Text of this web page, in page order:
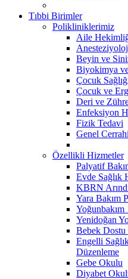
Tıbbi Birimler
Polikliniklerimiz
Aile
Beyin ve
Biyokimya
Çocuk
Çocuk ve
Deri ve
Enfeksiyon
Fizik Tedavi
Genel Cerrahi
Özellikli Hizmetler
Palyatif
Evde Sağlık
KBRN
Yara Bakım
Yoğunbakım
Yenidoğan
Bebek Dostu
Engelli
Düzenleme
Gebe Okulu
Diyabet